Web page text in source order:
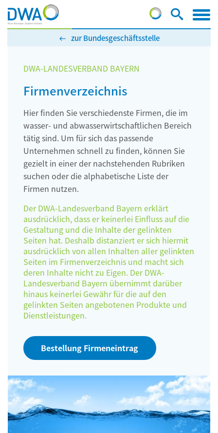
zur Bundesgeschäftsstelle
DWA-LANDESVERBAND BAYERN
Firmenverzeichnis
Hier finden Sie verschiedenste Firmen, die im
wasser- und abwasserwirtschaftlichen Bereich
tätig sind. Um für sich das passende
Unternehmen schnell zu finden, können Sie
gezielt in einer der nachstehenden Rubriken
suchen oder die alphabetische Liste der
Firmen nutzen.
Der DWA-Landesverband Bayern erklärt
ausdrücklich, dass er keinerlei Einfluss auf die
Gestaltung und die Inhalte der gelinkten
Seiten hat. Deshalb distanziert er sich hiermit
ausdrücklich von allen Inhalten aller gelinkten
Seiten im Firmenverzeichnis und macht sich
deren Inhalte nicht zu Eigen. Der DWA-
Landesverband Bayern übernimmt darüber
hinaus keinerlei Gewähr für die auf den
gelinkten Seiten angebotenen Produkte und
Dienstleistungen.
Bestellung Firmeneintrag